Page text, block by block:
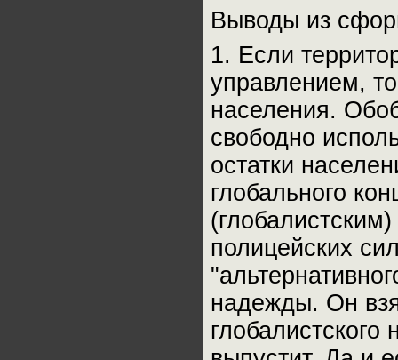
Выводы из
1. Если
управлением,
населения.
свободно
остатки
глобального
полицейских
надежды. Он
глобалистского